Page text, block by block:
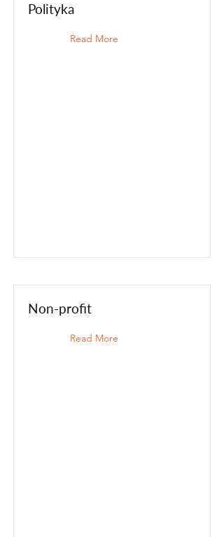
Polityka
Read More
Non-profit
Read More